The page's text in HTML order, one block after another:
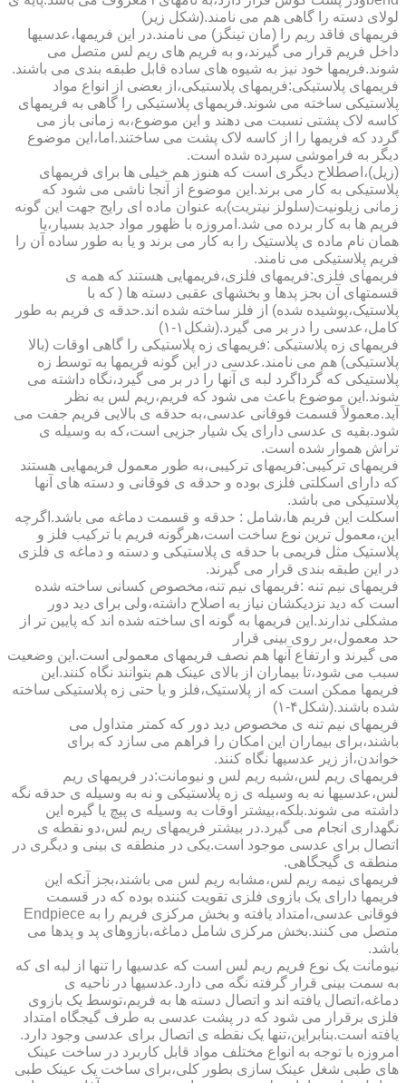
لولای دسته را گاهی هم می نامند.(شکل زیر)
فریمهای فاقد ریم را (مان تینگز) می نامند.در این فریمها،عدسیها
داخل فریم قرار می گیرند،و به فریم های ریم لس متصل می
شوند.فریمها خود نیز به شیوه های ساده قابل طبقه بندی می باشند.
فریمهای پلاستیکی:فریمهای پلاستیکی،از بعضی از انواع مواد
پلاستیکی ساخته می شوند.فریمهای پلاستیکی را گاهی به فریمهای
کاسه لاک پشتی نسبت می دهند و این موضوع،به زمانی باز می
گردد که فریمها را از کاسه لاک پشت می ساختند.اما،این موضوع
دیگر به فراموشی سپرده شده است.
(زیل)،اصطلاح دیگری است که هنوز هم خیلی ها برای فریمهای
پلاستیکی به کار می برند.این موضوع از آنجا ناشی می شود که
زمانی زیلونیت(سلولز نیتریت)به عنوان ماده ای رایج جهت این گونه
فریم ها به کار برده می شد.امروزه با ظهور مواد جدید بسیار،یا
همان نام ماده ی پلاستیک را به کار می برند و یا به طور ساده آن را
فریم پلاستیکی می نامند.
فریمهای فلزی:فریمهای فلزی،فریمهایی هستند که همه ی
قسمتهای آن بجز پدها و بخشهای عقبی دسته ها ( که با
پلاستیک،پوشیده شده) از فلز ساخته شده اند.حدقه ی فریم به طور
کامل،عدسی را در بر می گیرد.(شکل۱-۱)
فریمهای زه پلاستیکی :فریمهای زه پلاستیکی را گاهی اوقات (بالا
پلاستیکی) هم می نامند.عدسی در این گونه فریمها به توسط زه
پلاستیکی که گرداگرد لبه ی آنها را در بر می گیرد،نگاه داشته می
شوند.این موضوع باعث می شود که فریم،ریم لس به نظر
آید.معمولاً قسمت فوقانی عدسی،به حدقه ی بالایی فریم جفت می
شود.بقیه ی عدسی دارای یک شیار جزیی است،که به وسیله ی
تراش هموار شده است.
فریمهای ترکیبی:فریمهای ترکیبی،به طور معمول فریمهایی هستند
که دارای اسکلتی فلزی بوده و حدقه ی فوقانی و دسته های آنها
پلاستیکی می باشد.
اسکلت این فریم ها،شامل : حدقه و قسمت دماغه می باشد.اگرچه
این،معمول ترین نوع ساخت است،هرگونه فریم با ترکیب فلز و
پلاستیک مثل فریمی با حدقه ی پلاستیکی و دسته و دماغه ی فلزی
در این طبقه بندی قرار می گیرند.
فریمهای نیم تنه :فریمهای نیم تنه،مخصوص کسانی ساخته شده
است که دید نزدیکشان نیاز به اصلاح داشته،ولی برای دید دور
مشکلی ندارند.این فریمها به گونه ای ساخته شده اند که پایین تر از
حد معمول،بر روی بینی قرار
می گیرند و ارتفاع آنها هم نصف فریمهای معمولی است.این وضعیت
سبب می شود،تا بیماران از بالای عینک هم بتوانند نگاه کنند.این
فریمها ممکن است که از پلاستیک،فلز و یا حتی زه پلاستیکی ساخته
شده باشند.(شکل۴-۱)
فریمهای نیم تنه ی مخصوص دید دور که کمتر متداول می
باشند،برای بیماران این امکان را فراهم می سازد که برای
خواندن،از زیر عدسیها نگاه کنند.
فریمهای ریم لس،شبه ریم لس و نیومانت:در فریمهای ریم
لس،عدسیها نه به وسیله ی زه پلاستیکی و نه به وسیله ی حدقه نگه
داشته می شوند.بلکه،بیشتر اوقات به وسیله ی پیچ یا گیره این
نگهداری انجام می گیرد.در بیشتر فریمهای ریم لس،دو نقطه ی
اتصال برای عدسی موجود است.یکی در منطقه ی بینی و دیگری در
منطقه ی گیجگاهی.
فریمهای نیمه ریم لس،مشابه ریم لس می باشند،بجز آنکه این
فریمها دارای یک بازوی فلزی تقویت کننده بوده که در قسمت
فوقانی عدسی،امتداد یافته و بخش مرکزی فریم را به Endpiece
متصل می کنند.بخش مرکزی شامل دماغه،بازوهای پد و پدها می
باشد.
نیومانت یک نوع فریم ریم لس است که عدسیها را تنها از لبه ای که
به سمت بینی قرار گرفته نگه می دارد.عدسیها در ناحیه ی
دماغه،اتصال یافته اند و اتصال دسته ها به فریم،توسط یک بازوی
فلزی برقرار می شود که در پشت عدسی به طرف گیجگاه امتداد
یافته است.بنابراین،تنها یک نقطه ی اتصال برای عدسی وجود دارد.
امروزه با توجه به انواع مختلف مواد قابل کاربرد در ساخت عینک
های طبی شغل عینک سازی بطور کلی،برای ساخت یک عینک طبی